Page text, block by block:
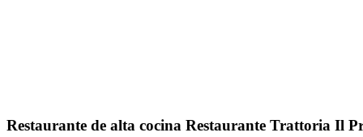
Restaurante de alta cocina Restaurante Trattoria Il